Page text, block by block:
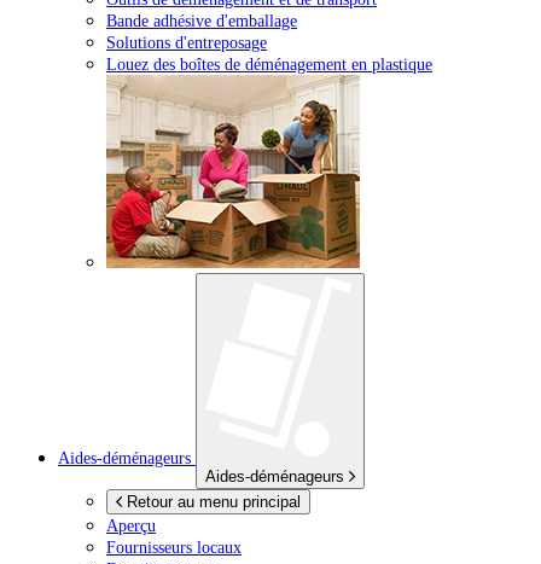
Bande adhésive d'emballage
Solutions d'entreposage
Louez des boîtes de déménagement en plastique
Aides-déménageurs
Aides-déménageurs
Retour au menu principal
Aperçu
Fournisseurs locaux